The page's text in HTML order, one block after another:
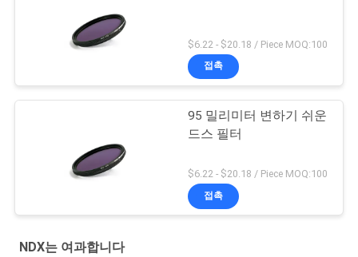
$6.22 - $20.18 / Piece MOQ:100
접촉
95 밀리미터 변하기 쉬운
드스 필터
$6.22 - $20.18 / Piece MOQ:100
접촉
NDX는 여과합니다